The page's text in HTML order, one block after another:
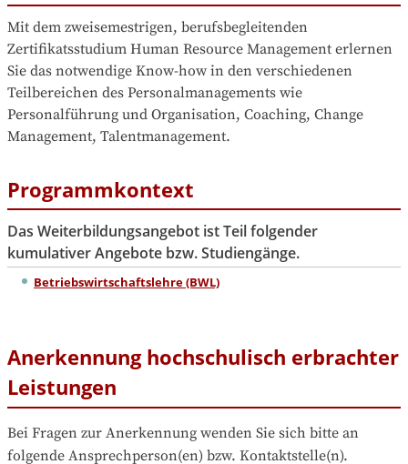
Mit dem zweisemestrigen, berufsbegleitenden
Zertifikatsstudium Human Resource Management erlernen
Sie das notwendige Know-how in den verschiedenen
Teilbereichen des Personalmanagements wie
Personalführung und Organisation, Coaching, Change
Management, Talentmanagement.
Programmkontext
Das Weiterbildungsangebot ist Teil folgender
kumulativer Angebote bzw. Studiengänge.
Betriebswirtschaftslehre (BWL)
Anerkennung hochschulisch erbrachter
Leistungen
Bei Fragen zur Anerkennung wenden Sie sich bitte an
folgende Ansprechperson(en) bzw. Kontaktstelle(n).